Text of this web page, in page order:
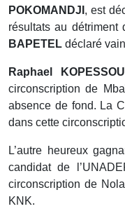
POKOMANDJI , est
résultats au
BAPETEL déclaré
Raphael
circonscription de
absence de fond. La
dans cette
L’autre heureux
candidat de
circonscription de
KNK.